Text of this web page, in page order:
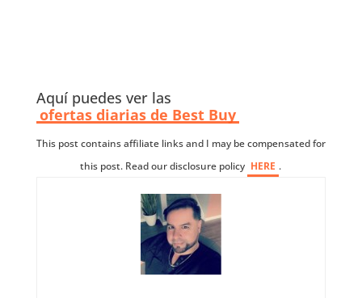
Aquí puedes ver las
ofertas diarias de Best Buy
This post contains affiliate links and I may be compensated for
this post. Read our disclosure policy HERE .